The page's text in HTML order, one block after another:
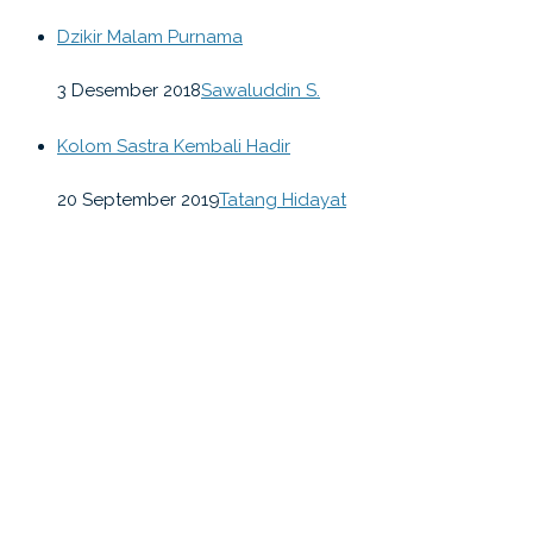
Dzikir Malam Purnama
3 Desember 2018Sawaluddin S.
Kolom Sastra Kembali Hadir
20 September 2019Tatang Hidayat